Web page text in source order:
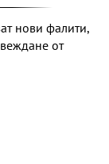
нови фалити,
от